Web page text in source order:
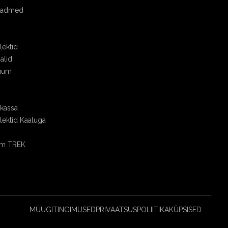
Kaaluga
TREK
MÜÜGITINGIMUSEDPRIVAATSUSPOLIITIKAKÜPSISED